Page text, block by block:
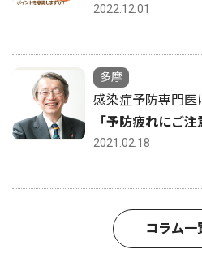
2022.12.01
多摩
感染症予防専門医
「予防疲れにご注
2021.02.18
コラム一